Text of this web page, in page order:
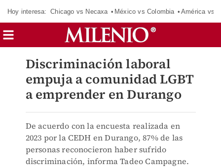
Hoy interesa: Chicago vs Necaxa México vs Colombia América vs
Discriminación laboral
empuja a comunidad LGBT
a emprender en Durango
De acuerdo con la encuesta realizada en
2023 por la CEDH en Durango, 87% de las
personas reconocieron haber sufrido
discriminación, informa Tadeo Campagne.